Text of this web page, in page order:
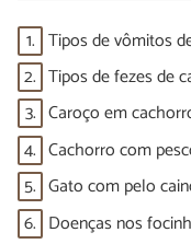
1. Tipos de vômitos
2. Tipos de fezes de
3. Caroço em
4. Cachorro com
5. Gato com pelo
6. Doenças nos